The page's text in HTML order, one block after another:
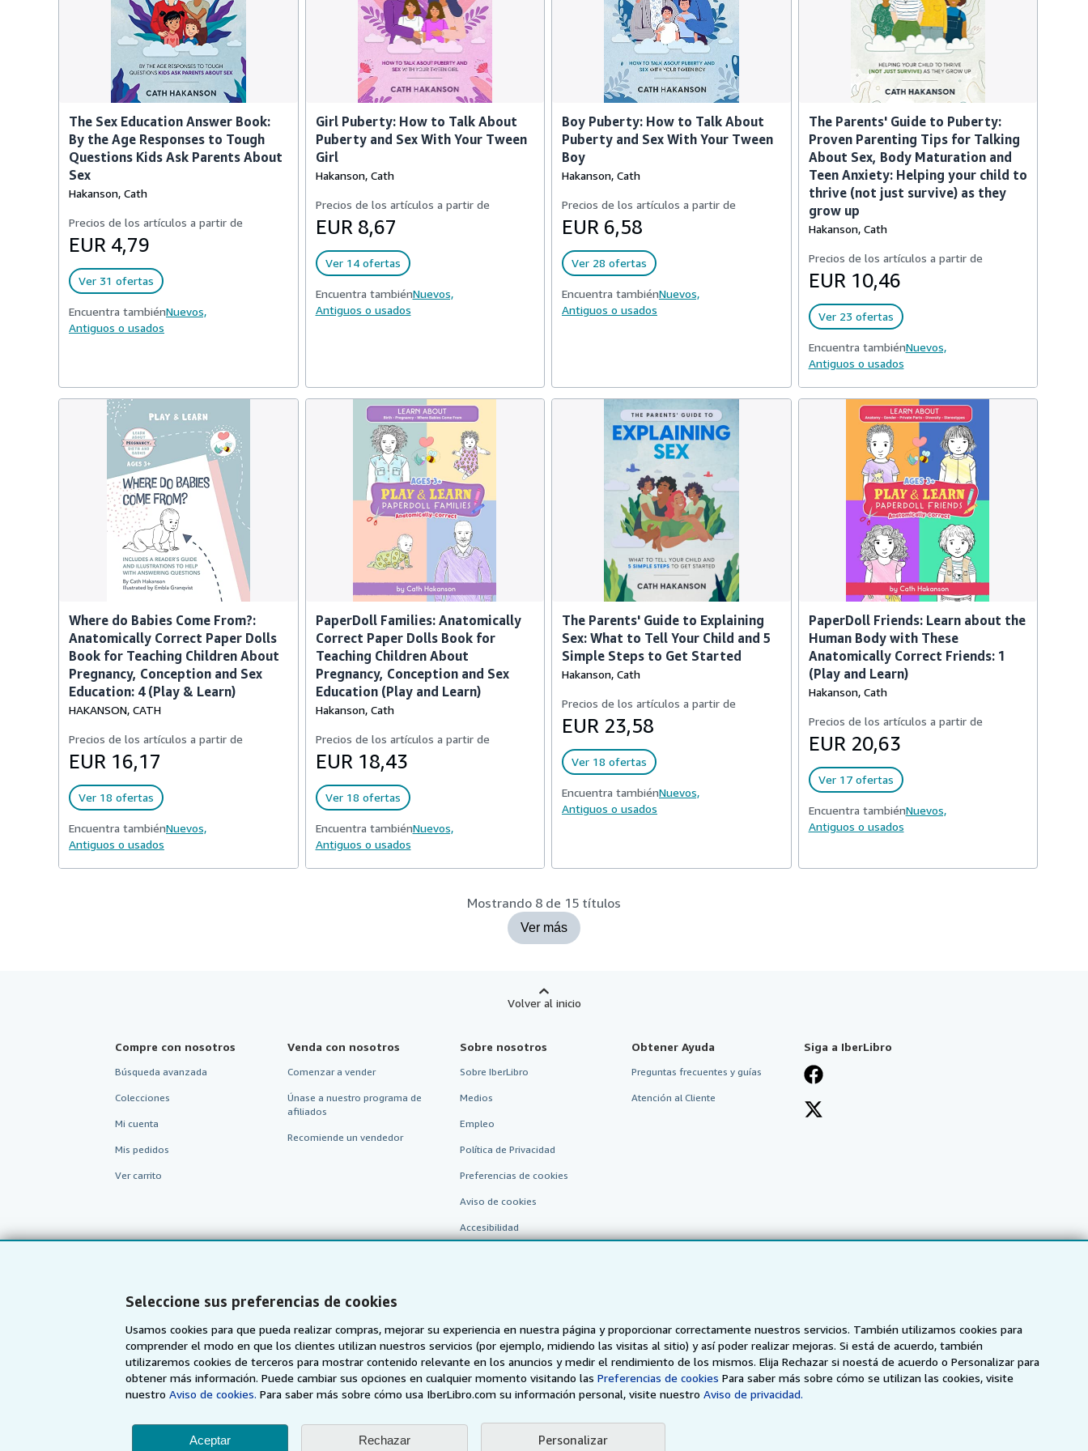
Seleccione sus preferencias de cookies
Usamos cookies para que pueda realizar compras, mejorar su experiencia en nuestra página y proporcionar correctamente nuestros servicios. También utilizamos cookies para
comprender el modo en que los clientes utilizan nuestros servicios (por ejemplo, midiendo las visitas al sitio) y así poder realizar mejoras. Si está de acuerdo, también
utilizaremos cookies de terceros para mostrar contenido relevante en los anuncios y medir el rendimiento de los mismos. Elija Rechazar si noestá de acuerdo o Personalizar para
obtener más información. Puede cambiar sus opciones en cualquier momento visitando las Preferencias de cookies Para saber más sobre cómo se utilizan las cookies, visite
nuestroAviso de cookies. Para saber más sobre cómo usa IberLibro.com su información personal, visite nuestroAviso de privacidad.
Aceptar Rechazar Personalizar
The Sex Education Answer Book:
By the Age Responses to Tough
Questions Kids Ask Parents About
Sex
Hakanson, Cath
Precios de los artículos a partir de
EUR 4,79
Ver 31 ofertas
Encuentra tambiénNuevos,
Antiguos o usados
Girl Puberty: How to Talk About
Puberty and Sex With Your Tween
Girl
Hakanson, Cath
Precios de los artículos a partir de
EUR 8,67
Ver 14 ofertas
Encuentra tambiénNuevos,
Antiguos o usados
Boy Puberty: How to Talk About
Puberty and Sex With Your Tween
Boy
Hakanson, Cath
Precios de los artículos a partir de
EUR 6,58
Ver 28 ofertas
Encuentra tambiénNuevos,
Antiguos o usados
The Parents' Guide to Puberty:
Proven Parenting Tips for Talking
About Sex, Body Maturation and
Teen Anxiety: Helping your child to
thrive (not just survive) as they
grow up
Hakanson, Cath
Precios de los artículos a partir de
EUR 10,46
Ver 23 ofertas
Encuentra tambiénNuevos,
Antiguos o usados
Where do Babies Come From?:
Anatomically Correct Paper Dolls
Book for Teaching Children About
Pregnancy, Conception and Sex
Education: 4 (Play & Learn)
HAKANSON, CATH
Precios de los artículos a partir de
EUR 16,17
Ver 18 ofertas
Encuentra tambiénNuevos,
Antiguos o usados
PaperDoll Families: Anatomically
Correct Paper Dolls Book for
Teaching Children About
Pregnancy, Conception and Sex
Education (Play and Learn)
Hakanson, Cath
Precios de los artículos a partir de
EUR 18,43
Ver 18 ofertas
Encuentra tambiénNuevos,
Antiguos o usados
The Parents' Guide to Explaining
Sex: What to Tell Your Child and 5
Simple Steps to Get Started
Hakanson, Cath
Precios de los artículos a partir de
EUR 23,58
Ver 18 ofertas
Encuentra tambiénNuevos,
Antiguos o usados
PaperDoll Friends: Learn about the
Human Body with These
Anatomically Correct Friends: 1
(Play and Learn)
Hakanson, Cath
Precios de los artículos a partir de
EUR 20,63
Ver 17 ofertas
Encuentra tambiénNuevos,
Antiguos o usados
Mostrando 8 de 15 títulos
Ver más
Volver al inicio
Compre con nosotros
Búsqueda avanzada
Colecciones
Mi cuenta
Mis pedidos
Ver carrito
Venda con nosotros
Comenzar a vender
Únase a nuestro programa de
afiliados
Recomiende un vendedor
Sobre nosotros
Sobre IberLibro
Medios
Empleo
Política de Privacidad
Preferencias de cookies
Aviso de cookies
Accesibilidad
Obtener Ayuda
Preguntas frecuentes y guías
Atención al Cliente
Siga a IberLibro
AbeBooks.com AbeBooks.co.uk AbeBooks.de AbeBooks.fr AbeBooks.it AbeBooks Aus/NZ AbeBooks.ca ZVAB.com
BookFinder.com